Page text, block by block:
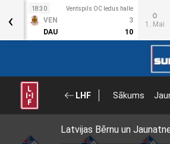
18:30 Ventspils OC ledus halle
VEN
3
DAU
10
O
1. Mai
‹
LHF Sākums
Latvijas Bērnu un